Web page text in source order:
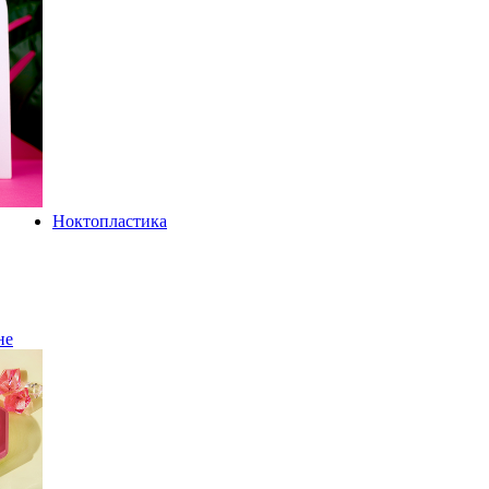
Ноктопластика